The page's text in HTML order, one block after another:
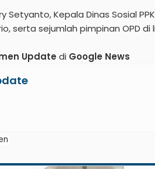
Kepala Dinas Sosial
serta sejumlah pimpinan OPD di
Update di Google News